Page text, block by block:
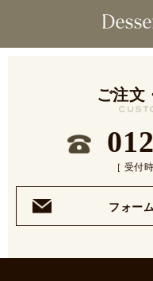
ご注文
［ 受付
フォー